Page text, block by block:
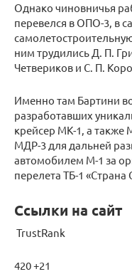
Однако чиновничья
перевелся в ОПО-3, в
ним трудились Д. П.
Четвериков и С. П.
Именно там Бартини
разработавших
крейсер МК-1, а также
МДР-3 для дальней
автомобилем М-1 за
перелета ТБ-1
Ссылки на сайт
TrustRank
420 +21